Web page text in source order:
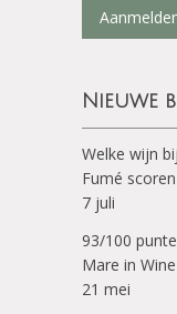
Nieuwe
Welke wijn
Fumé
7 juli
93/100
Mare in
21 mei